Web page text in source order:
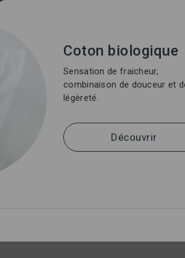
Coton biologique
Sensation de fraicheur,
combinaison de douceur et
légèreté.
Découvrir